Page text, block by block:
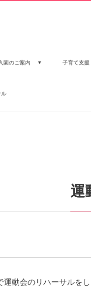
入園のご案内 子育て支援
ル
運
動会のリハーサルをし